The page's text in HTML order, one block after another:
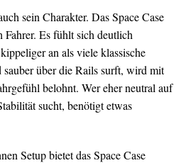
sein Charakter. Das Space Case
Fahrer. Es fühlt sich deutlich
an als viele klassische
über die Rails surft, wird mit
belohnt. Wer eher neutral auf
sucht, benötigt etwas
Setup bietet das Space Case